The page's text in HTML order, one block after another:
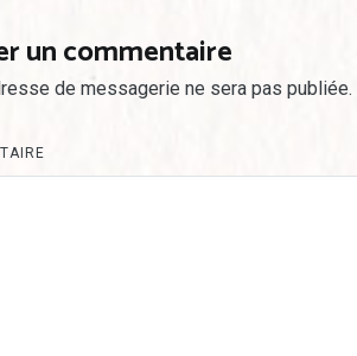
un commentaire
de messagerie ne sera pas publiée.